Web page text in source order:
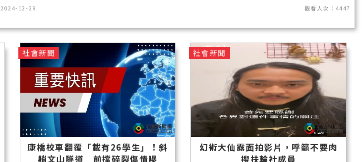
新竹市
和平鄉
台南市
澎湖縣
香港
台東市
2024-12-29 觀看人次：4447
康橋校車翻覆「載有26學生」！斜
躺文山隧道 前擋碎裂傷情曝
社會新聞
幻術大仙露面拍影片，呼籲不要肉
搜扶輪社成員
社會新聞